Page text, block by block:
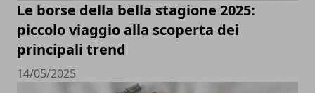
Le borse della bella stagione 2025:
piccolo viaggio alla scoperta dei
principali trend
14/05/2025